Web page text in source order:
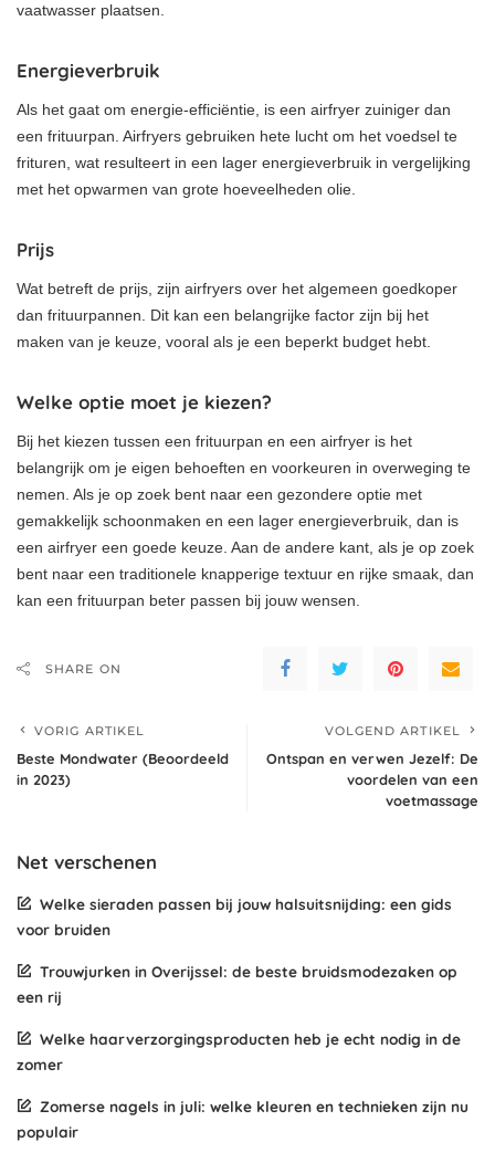
vaatwasser plaatsen.
Energieverbruik
Als het gaat om energie-efficiëntie, is een airfryer zuiniger dan
een frituurpan. Airfryers gebruiken hete lucht om het voedsel te
frituren, wat resulteert in een lager energieverbruik in vergelijking
met het opwarmen van grote hoeveelheden olie.
Prijs
Wat betreft de prijs, zijn airfryers over het algemeen goedkoper
dan frituurpannen. Dit kan een belangrijke factor zijn bij het
maken van je keuze, vooral als je een beperkt budget hebt.
Welke optie moet je kiezen?
Bij het kiezen tussen een frituurpan en een airfryer is het
belangrijk om je eigen behoeften en voorkeuren in overweging te
nemen. Als je op zoek bent naar een gezondere optie met
gemakkelijk schoonmaken en een lager energieverbruik, dan is
een airfryer een goede keuze. Aan de andere kant, als je op zoek
bent naar een traditionele knapperige textuur en rijke smaak, dan
kan een frituurpan beter passen bij jouw wensen.
SHARE ON
VORIG ARTIKEL
Beste Mondwater (Beoordeeld
in 2023)
VOLGEND ARTIKEL
Ontspan en verwen Jezelf: De
voordelen van een
voetmassage
Net verschenen
Welke sieraden passen bij jouw halsuitsnijding: een gids
voor bruiden
Trouwjurken in Overijssel: de beste bruidsmodezaken op
een rij
Welke haarverzorgingsproducten heb je echt nodig in de
zomer
Zomerse nagels in juli: welke kleuren en technieken zijn nu
populair